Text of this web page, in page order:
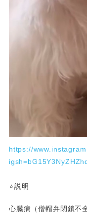
https://
⭐️説明
心臓病（僧帽弁閉鎖不